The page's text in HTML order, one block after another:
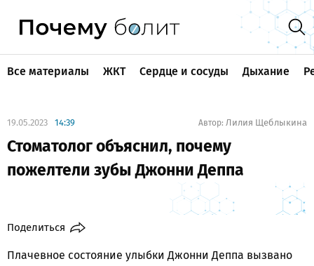
Все материалы ЖКТ Сердце и сосуды Дыхание
19.05.2023 14:39 Автор: Лилия Щеблыкина
Стоматолог объяснил, почему
пожелтели зубы Джонни Деппа
Поделиться
Плачевное состояние улыбки Джонни Деппа вызвано